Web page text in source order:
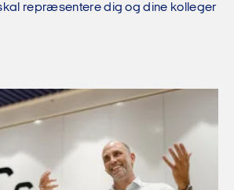
repræsentere dig og dine kolleger